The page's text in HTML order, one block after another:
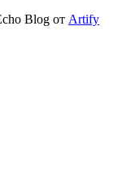
Blog от Artify